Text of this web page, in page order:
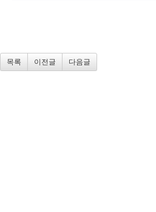
목록 이전글 다음글